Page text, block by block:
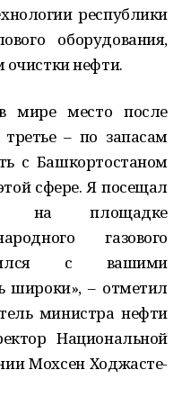
республики
оборудования,
очистки нефти.
мире место после
– по запасам
с Башкортостаном
сфере. Я посещал
на площадке
газового
с вашими
широки», – отметил
министра нефти
Национальной
Мохсен Ходжасте-